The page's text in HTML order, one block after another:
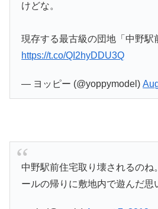
けどな。
現存する最古級の団地「中野駅
https://t.co/QI2hyDDU3Q
— ヨッピー (@yoppymodel)
中野駅前住宅取り壊されるのね
ールの帰りに敷地内で遊んだ思